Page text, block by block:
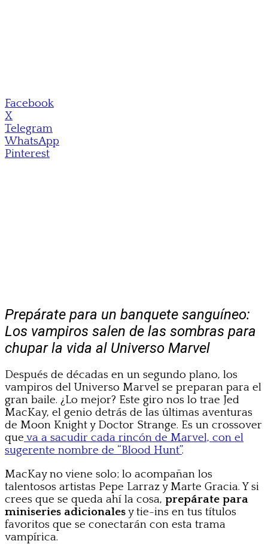
Facebook
X
Telegram
WhatsApp
Pinterest
Prepárate para un banquete sanguíneo:
Los vampiros salen de las sombras para
chupar la vida al Universo Marvel
Después de décadas en un segundo plano, los
vampiros del Universo Marvel se preparan para el
gran baile. ¿Lo mejor? Este giro nos lo trae Jed
MacKay, el genio detrás de las últimas aventuras
de Moon Knight y Doctor Strange. Es un crossover
que va a sacudir cada rincón de Marvel, con el
sugerente nombre de “Blood Hunt”.
MacKay no viene solo; lo acompañan los
talentosos artistas Pepe Larraz y Marte Gracia. Y si
crees que se queda ahí la cosa, prepárate para
miniseries adicionalesy tie-ins en tus títulos
favoritos que se conectarán con esta trama
vampírica.